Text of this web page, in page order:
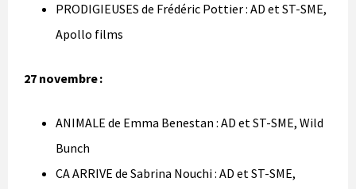
PRODIGIEUSES de Frédéric Pottier : AD et ST-SME,
Apollo films
27 novembre :
ANIMALE de Emma Benestan : AD et ST-SME, Wild
Bunch
CA ARRIVE de Sabrina Nouchi : AD et ST-SME,